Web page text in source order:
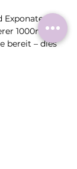
Exponate
1000m²
bereit – dies